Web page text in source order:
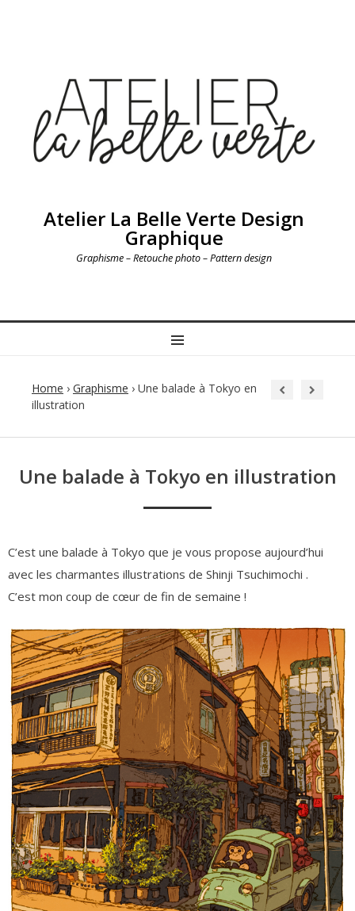
Atelier La Belle Verte Design
Graphique
Graphisme – Retouche photo – Pattern design
MENU
Home › Graphisme › Une balade à Tokyo en
illustration
Une balade à Tokyo en illustration
C’est une balade à Tokyo que je vous propose aujourd’hui
avec les charmantes illustrations de Shinji Tsuchimochi .
C’est mon coup de cœur de fin de semaine !
navigation